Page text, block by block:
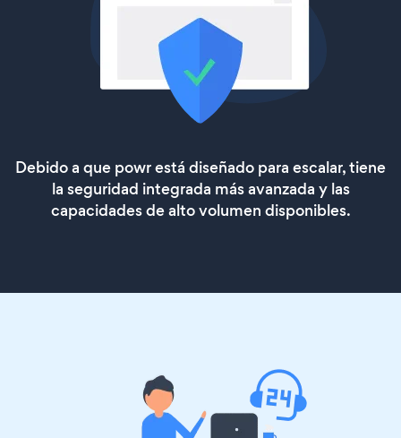
Debido a que powr está diseñado para escalar, tiene
la seguridad integrada más avanzada y las
capacidades de alto volumen disponibles.